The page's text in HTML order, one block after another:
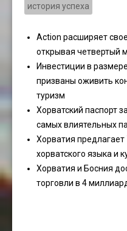
история успеха
Action расширяет
открывая четвертый
Инвестиции в
призваны оживить
туризм
Хорватский паспорт
самых влиятельных
Хорватия
хорватского языка и
Хорватия и Босния
торговли в 4